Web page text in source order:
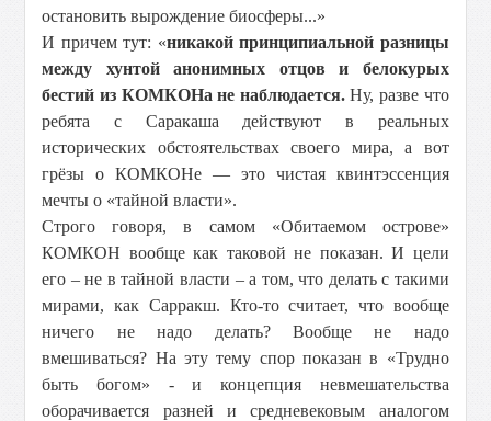
остановить вырождение биосферы...»
И причем тут: «никакой принципиальной разницы
между хунтой анонимных отцов и белокурых
бестий из КОМКОНа не наблюдается.Ну, разве что
ребята с Саракаша действуют в реальных
исторических обстоятельствах своего мира, а вот
грёзы о КОМКОНе — это чистая квинтэссенция
мечты о «тайной власти».
Строго говоря, в самом «Обитаемом острове»
КОМКОН вообще как таковой не показан. И цели
его – не в тайной власти – а том, что делать с такими
мирами, как Сарракш. Кто-то считает, что вообще
ничего не надо делать? Вообще не надо
вмешиваться? На эту тему спор показан в «Трудно
быть богом» - и концепция невмешательства
оборачивается разней и средневековым аналогом